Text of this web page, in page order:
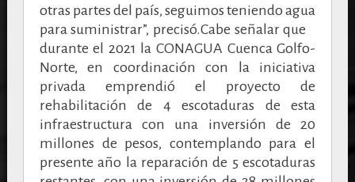
otras partes del país, seguimos teniendo agua
para suministrar”, precisó.Cabe señalar que
durante el 2021 la CONAGUA Cuenca Golfo-
Norte, en coordinación con la iniciativa
privada emprendió el proyecto de
rehabilitación de 4 escotaduras de esta
infraestructura con una inversión de 20
millones de pesos, contemplando para el
presente año la reparación de 5 escotaduras